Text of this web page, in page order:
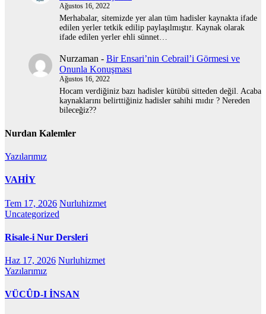
Ağustos 16, 2022
Merhabalar, sitemizde yer alan tüm hadisler kaynakta ifade
edilen yerler tetkik edilip paylaşılmıştır. Kaynak olarak
ifade edilen yerler ehli sünnet…
Nurzaman - Bir Ensari’nin Cebrail’i Görmesi ve
Onunla Konuşması
Ağustos 16, 2022
Hocam verdiğiniz bazı hadisler kütübü sitteden değil. Acaba
kaynaklarını belirttiğiniz hadisler sahihi mıdır ? Nereden
bileceğiz??
Nurdan Kalemler
Yazılarımız
VAHİY
Tem 17, 2026 Nurluhizmet
Uncategorized
Risale-i Nur Dersleri
Haz 17, 2026 Nurluhizmet
Yazılarımız
VÜCÛD-I İNSAN